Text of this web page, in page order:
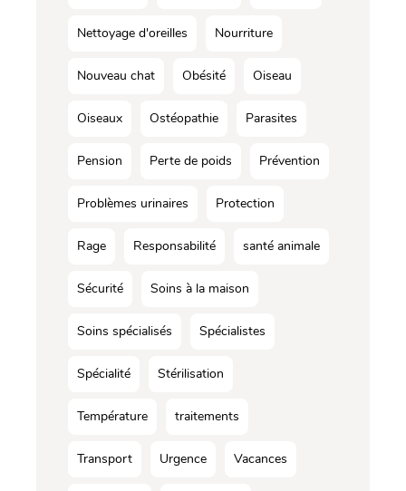
Nettoyage d'oreilles Nourriture
Nouveau chat Obésité Oiseau
Oiseaux Ostéopathie Parasites
Pension Perte de poids Prévention
Problèmes urinaires Protection
Rage Responsabilité santé animale
Sécurité Soins à la maison
Soins spécialisés Spécialistes
Spécialité Stérilisation
Température traitements
Transport Urgence Vacances